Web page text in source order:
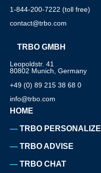
1-844-200-7222 (toll free)
contact@trbo.com
TRBO GMBH
Leopoldstr. 41
80802 Munich, Germany
+49 (0) 89 215 38 68 0
info@trbo.com
HOME
TRBO PERSONALIZE
TRBO ADVISE
TRBO CHAT